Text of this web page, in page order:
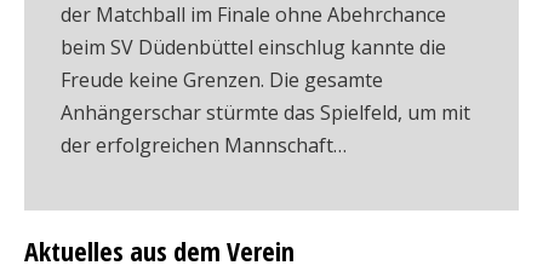
der Matchball im Finale ohne Abehrchance
beim SV Düdenbüttel einschlug kannte die
Freude keine Grenzen. Die gesamte
Anhängerschar stürmte das Spielfeld, um mit
der erfolgreichen Mannschaft…
Aktuelles aus dem Verein